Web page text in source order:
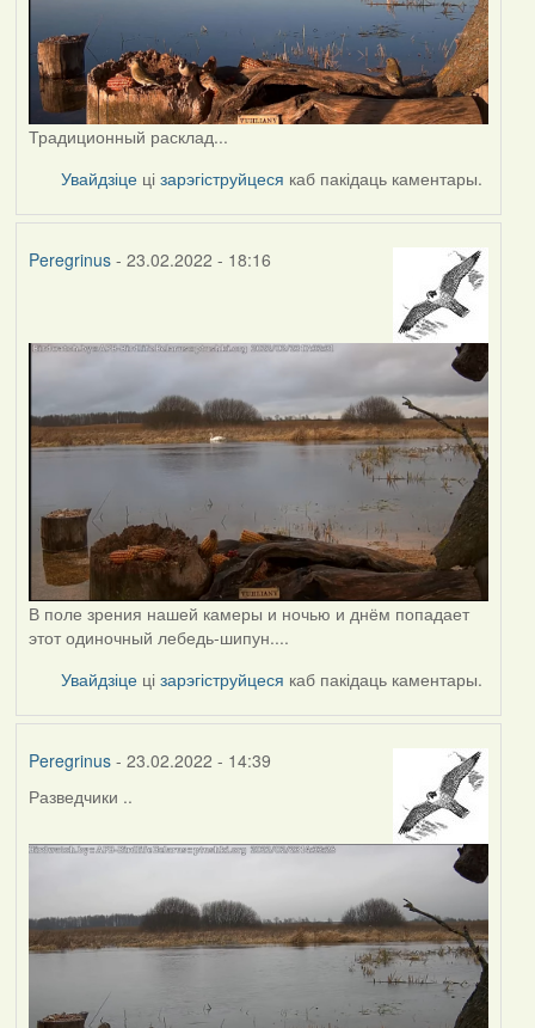
Традиционный расклад...
Увайдзіце цізарэгіструйцеся каб пакідаць каментары.
Peregrinus- 23.02.2022 - 18:16
В поле зрения нашей камеры и ночью и днём попадает
этот одиночный лебедь-шипун....
Увайдзіце цізарэгіструйцеся каб пакідаць каментары.
Peregrinus- 23.02.2022 - 14:39
Разведчики ..